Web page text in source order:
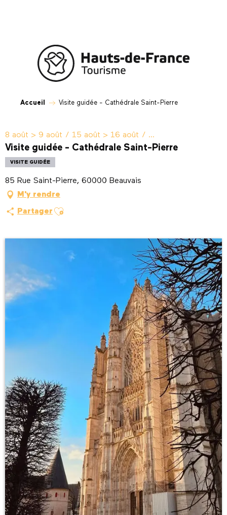
Accueil Visite guidée - Cathédrale Saint-Pierre
8 août > 9 août / 15 août > 16 août / ...
Visite guidée - Cathédrale Saint-Pierre
VISITE GUIDÉE
85 Rue Saint-Pierre, 60000 Beauvais
M'y rendre
Partager Ajouter aux favoris